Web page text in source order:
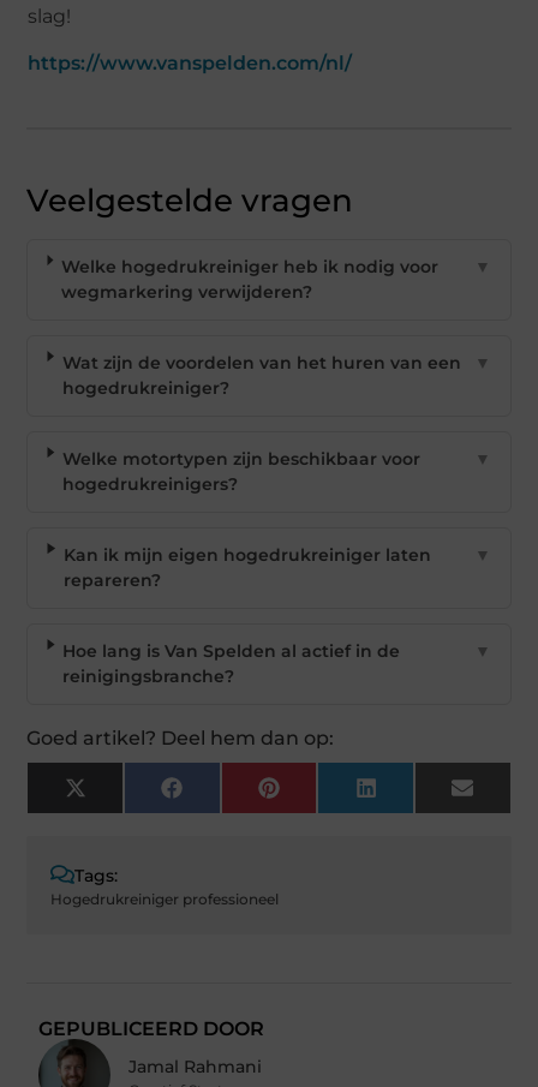
slag!
https://www.vanspelden.com/nl/
Veelgestelde vragen
Welke hogedrukreiniger heb ik nodig voor
wegmarkering verwijderen?
▼
Wat zijn de voordelen van het huren van een
hogedrukreiniger?
▼
Welke motortypen zijn beschikbaar voor
hogedrukreinigers?
▼
Kan ik mijn eigen hogedrukreiniger laten
repareren?
▼
Hoe lang is Van Spelden al actief in de
reinigingsbranche?
▼
Goed artikel? Deel hem dan op:
X
(Twitter)
Facebook Pinterest LinkedIn Email
Tags:
Hogedrukreiniger professioneel
GEPUBLICEERD DOOR
Jamal Rahmani